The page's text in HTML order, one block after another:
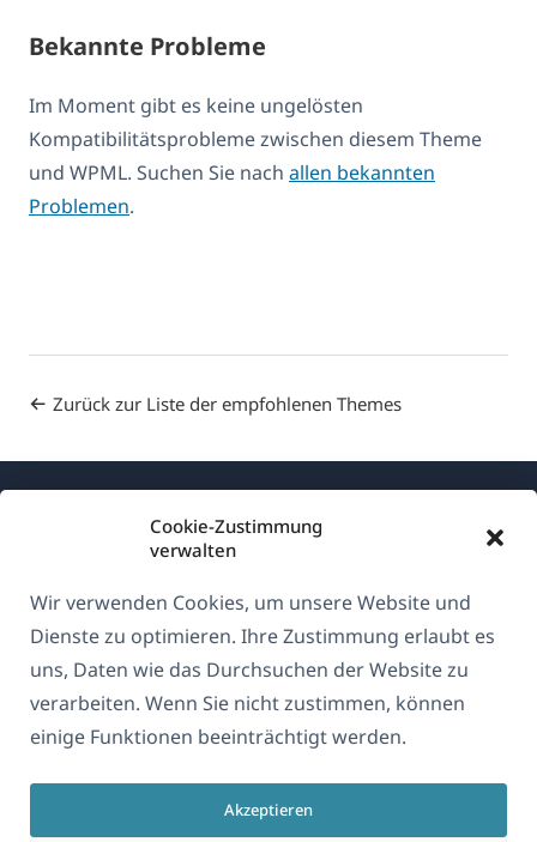
Cookie-Zustimmung
verwalten
Wir verwenden Cookies, um unsere Website und
Dienste zu optimieren. Ihre Zustimmung erlaubt es
uns, Daten wie das Durchsuchen der Website zu
verarbeiten. Wenn Sie nicht zustimmen, können
einige Funktionen beeinträchtigt werden.
Akzeptieren
Bekannte Probleme
Im Moment gibt es keine ungelösten
Kompatibilitätsprobleme zwischen diesem Theme
und WPML. Suchen Sie nach allen bekannten
Problemen.
Zurück zur Liste der empfohlenen Themes
Deutsch
Über WPML
DSGVO & Datenschutzrichtlinie
Unserem Team beitreten(öffnet
in
in
einem
(öffnet
in
einem
in